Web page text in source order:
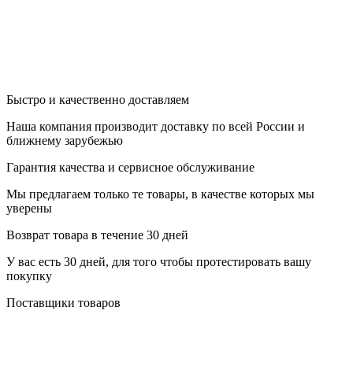
Быстро и качественно доставляем
Наша компания производит доставку по всей России и
ближнему зарубежью
Гарантия качества и сервисное обслуживание
Мы предлагаем только те товары, в качестве которых мы
уверены
Возврат товара в течение 30 дней
У вас есть 30 дней, для того чтобы протестировать вашу
покупку
Поставщики товаров